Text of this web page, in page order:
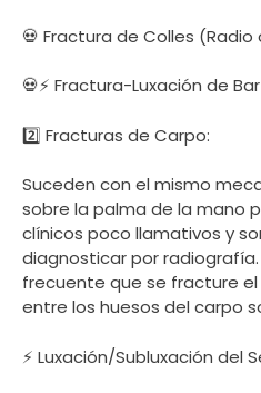
💀 Fractura de Colles
💀⚡ Fractura-Luxación de
2️⃣ Fracturas de Carpo:
Suceden con el mismo
sobre la palma de la mano
clínicos poco llamativos y
diagnosticar por radiografía.
frecuente que se fracture el
entre los huesos del carpo
⚡ Luxación/Subluxación del